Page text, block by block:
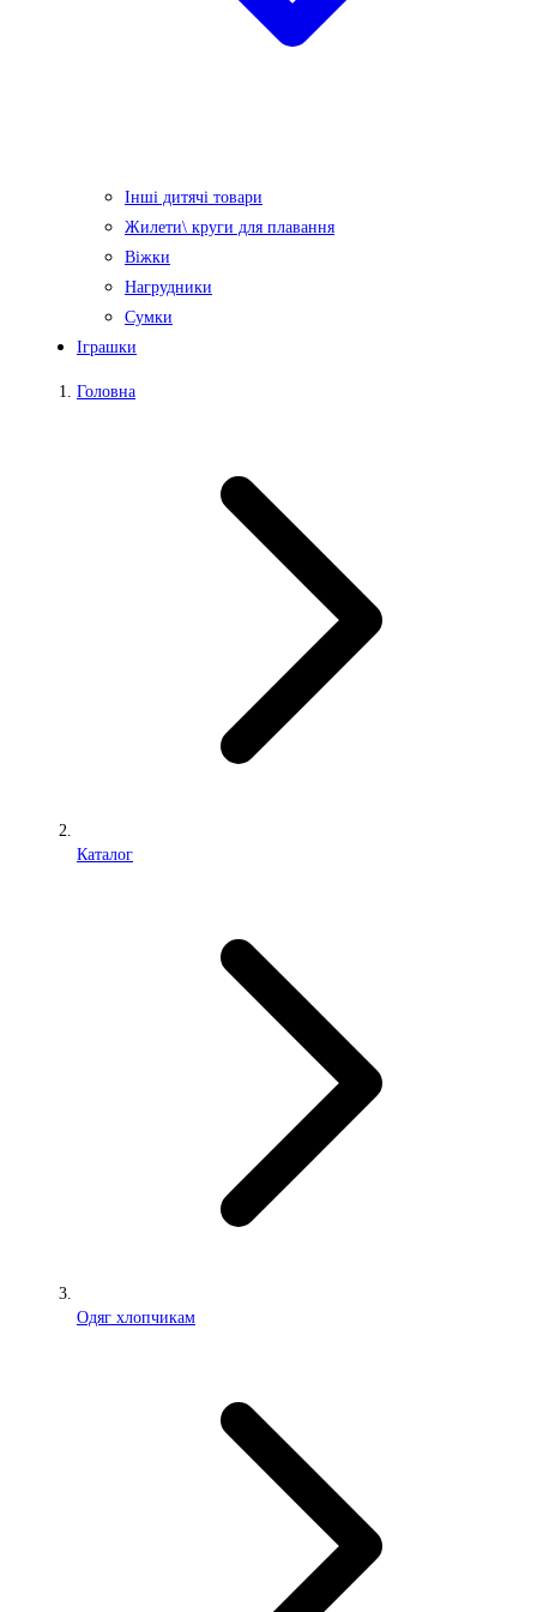
Інші дитячі товари
Жилети\ круги для плавання
Віжки
Нагрудники
Сумки
Іграшки
Головна
Каталог
Одяг хлопчикам